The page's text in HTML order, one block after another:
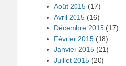
Août 2015 (17)
Avril 2015 (16)
Décembre 2015 (17)
Février 2015 (18)
Janvier 2015 (21)
Juillet 2015 (20)